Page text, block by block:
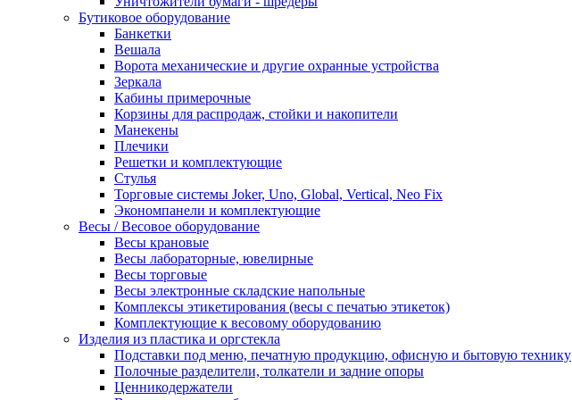
Бутиковое оборудование
Банкетки
Вешала
Ворота механические и другие охранные устройства
Зеркала
Кабины примерочные
Корзины для распродаж, стойки и накопители
Манекены
Плечики
Решетки и комплектующие
Стулья
Торговые системы Joker, Uno, Global, Vertical, Neo Fix
Экономпанели и комплектующие
Весы / Весовое оборудование
Весы крановые
Весы лабораторные, ювелирные
Весы торговые
Весы электронные складские напольные
Комплексы этикетирования (весы с печатью этикеток)
Комплектующие к весовому оборудованию
Изделия из пластика и оргстекла
Подставки под меню, печатную продукцию, офисную и бытовую технику
Полочные разделители, толкатели и задние опоры
Ценникодержатели